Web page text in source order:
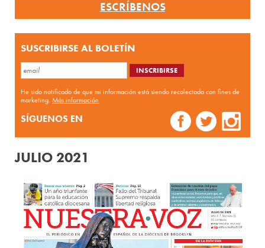
ESCRÍBENOS
SUSCRIBIRSE AL BOLETÍN
He sido notificado de que mi información está siendo recolectada con fines de
marketing.Más información
SÍGUENOS EN
JULIO 2021